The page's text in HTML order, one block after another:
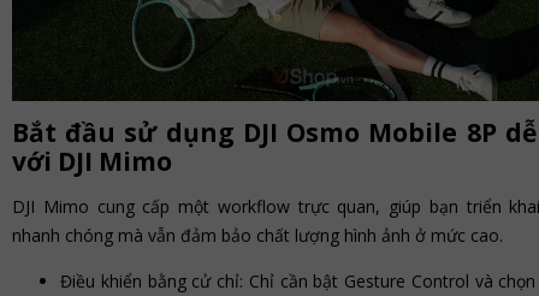
Bắt đầu sử dụng DJI Osmo Mobile 8P
với DJI Mimo
DJI Mimo cung cấp một workflow trực quan, giúp bạn triển
nhanh chóng mà vẫn đảm bảo chất lượng hình ảnh ở mức cao.
Điều khiển bằng cử chỉ: Chỉ cần bật Gesture Control và